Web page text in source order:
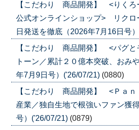
【こだわり 商品開発】 <りく
公式オンラインショップ> リクロ
日発送を徹底（2026年7月16日号
【こだわり 商品開発】 <パグ
トーン／累計２０億本突破、おみ
年7月9日号）('26/07/21) (0880)
【こだわり 商品開発】 <Ｐａ
産業／独自生地で根強いファン獲
号）('26/07/21) (0879)